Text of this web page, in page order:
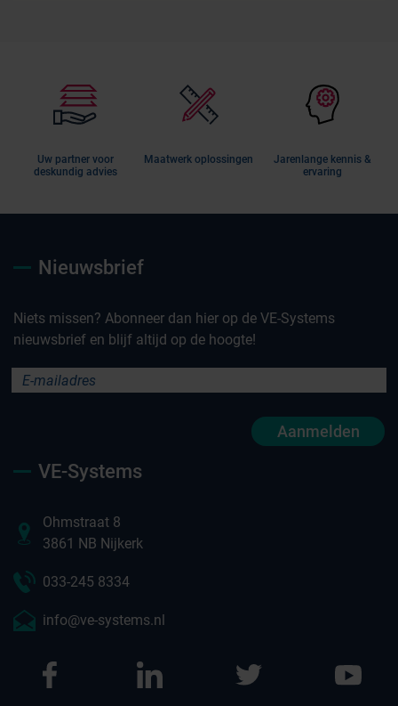
Uw partner voor
deskundig advies
Maatwerk oplossingen
Jarenlange kennis &
ervaring
Nieuwsbrief
Niets missen? Abonneer dan hier op de VE-Systems
nieuwsbrief en blijf altijd op de hoogte!
Aanmelden
VE-Systems
Ohmstraat 8
3861 NB Nijkerk
033-245 8334
info@ve-systems.nl